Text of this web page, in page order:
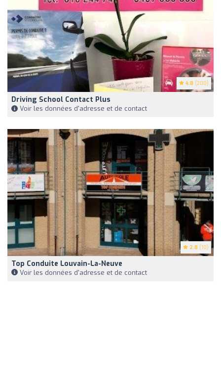
4.8 (200)
Driving School Contact Plus
Voir les données d'adresse et de contact
2.8 (10)
Top Conduite Louvain-La-Neuve
Voir les données d'adresse et de contact